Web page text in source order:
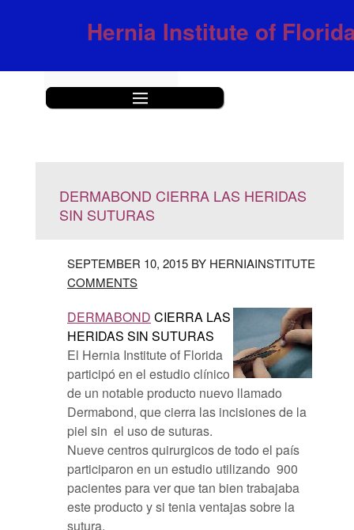
Hernia Institute of
|||
DERMABOND CIERRA LAS HERIDAS
SIN SUTURAS
SEPTEMBER 10, 2015 BY HERNIAINSTITUTE
COMMENTS
DERMABOND CIERRA LAS
HERIDAS SIN SUTURAS
El Hernia Institute of Florida
participó en el estudio clínico
de un notable producto nuevo llamado
Dermabond, que cierra las incisiones de la
piel sin el uso de suturas.
Nueve centros quirurgicos de todo el país
participaron en un estudio utilizando 900
pacientes para ver que tan bien trabajaba
este producto y si tenia ventajas sobre la
sutura.